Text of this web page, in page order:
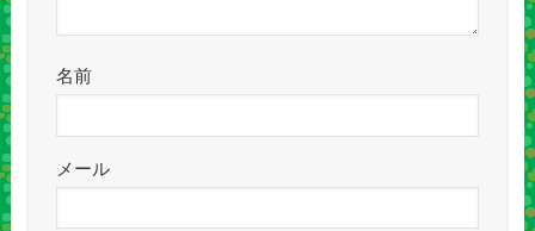
名前
メール